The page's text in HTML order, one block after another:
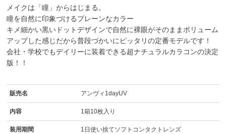
メイクは「瞳」からはじまる。
瞳を自然に印象づけるプレーンなカラー
キメ細かい黒いドットデザインで自然に裸眼がそのままボリューム
アップした感じだから普段づかいにピッタリの定番モデルです！
会社・学校でもデイリーに装着できる超ナチュラルカラコンの決定
版！！
販売名 アンヴィ1dayUV
内容 1箱10枚入り
装用期間 1日使い捨てソフトコンタクトレンズ